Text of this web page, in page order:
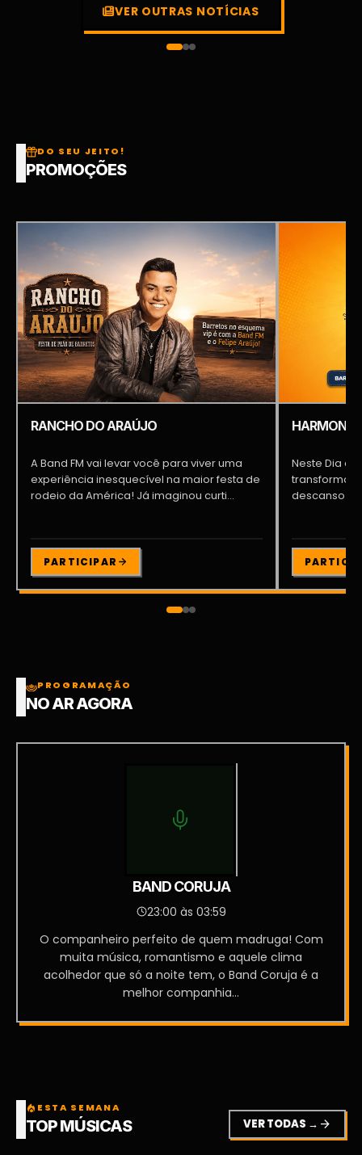
VER OUTRAS NOTÍCIAS
DO SEU JEITO!
PROMOÇÕES
RANCHO DO ARAÚJO
A Band FM vai levar você para viver uma
experiência inesquecível na maior festa de
rodeio da América! Já imaginou curti...
PARTICIPAR
Neste Dia
transformar
descanso
PROGRAMAÇÃO
NO AR AGORA
BAND CORUJA
23:00 às 03:59
O companheiro perfeito de quem madruga! Com
muita música, romantismo e aquele clima
acolhedor que só a noite tem, o Band Coruja é a
melhor companhia...
local_fire_department ESTA SEMANA
TOP MÚSICAS VER TODAS → arrow_forward